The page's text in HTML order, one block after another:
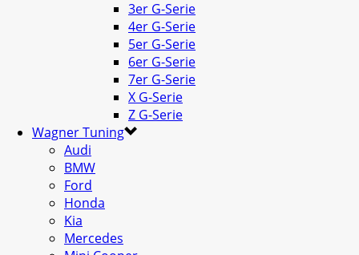
3er G-Serie
4er G-Serie
5er G-Serie
6er G-Serie
7er G-Serie
X G-Serie
Z G-Serie
Wagner Tuning
Audi
BMW
Ford
Honda
Kia
Mercedes